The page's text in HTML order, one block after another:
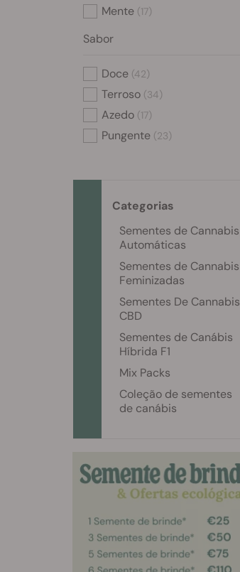
Mente (17)
Sabor
Doce (42)
Terroso (34)
Azedo (17)
Pungente (23)
Categorias
Sementes de Cannabis
Automáticas
Sementes de Cannabis
Feminizadas
Sementes De Cannabis
CBD
Sementes de Canábis
Híbrida F1
Mix Packs
Coleção de sementes
de canábis